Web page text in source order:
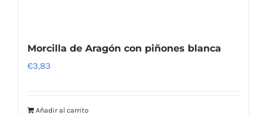
Morcilla de Aragón con piñones blanca
€3,83
Añadir al carrito